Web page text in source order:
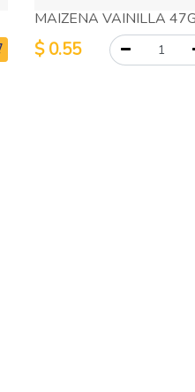
MAIZENA VAINILLA
$0.55